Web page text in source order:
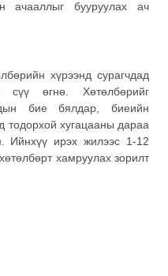
ачааллыг бууруулах ач
хүрээнд сурагчдад
өгнө. Хөтөлбөрийг
бие бялдар, биеийн
тодорхой хугацааны дараа
Ийнхүү ирэх жилээс 1-12
хамруулах зорилт